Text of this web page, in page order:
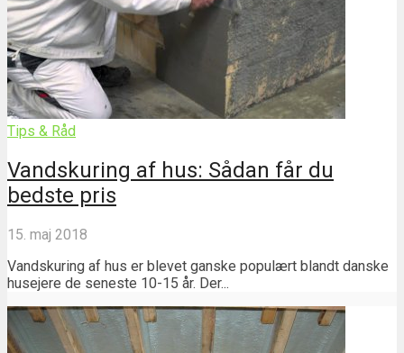
Tips & Råd
Vandskuring af hus: Sådan får du
bedste pris
15. maj 2018
Vandskuring af hus er blevet ganske populært blandt danske
husejere de seneste 10-15 år. Der...